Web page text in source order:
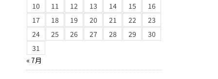
10
11 12 13 14 15
16
17
18 19 20 21 22
23
24
25 26 27 28 29
30
31
« 7月